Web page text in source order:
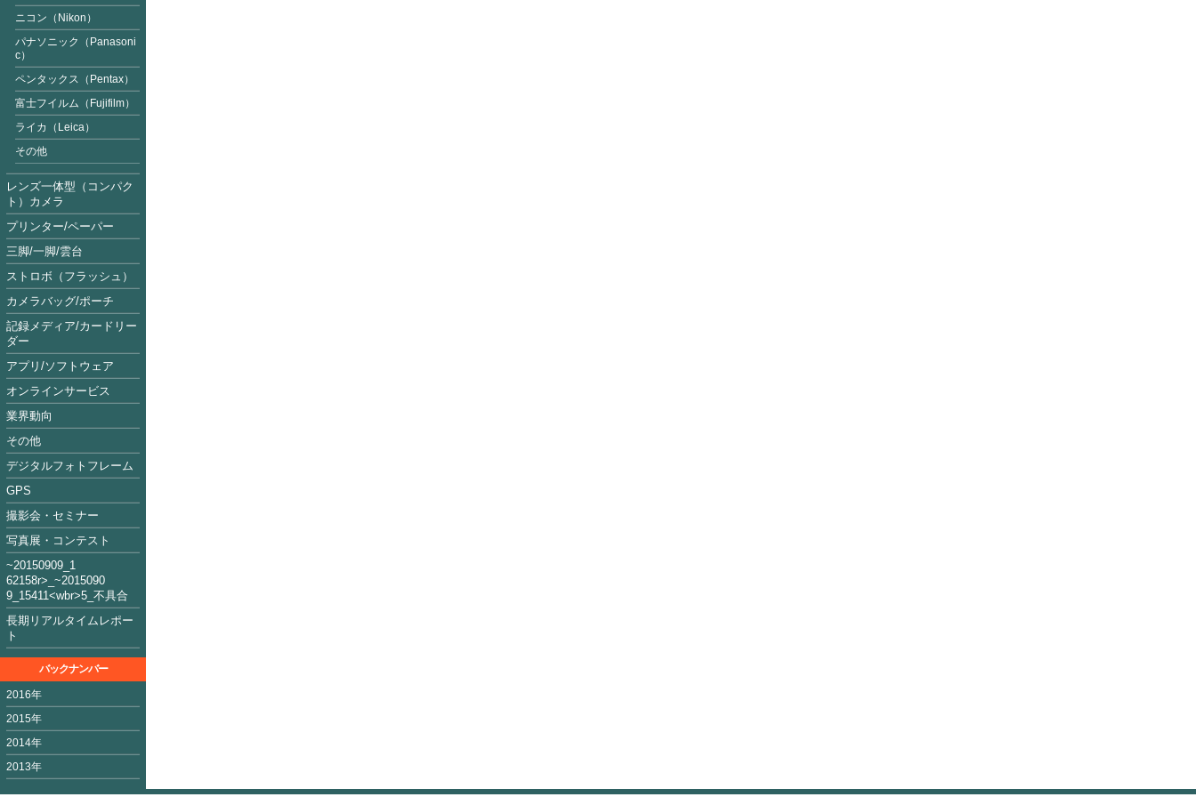
ニコン（Nikon）
パナソニック（Panasoni
c）
ペンタックス（Pentax）
富士フイルム（Fujifilm）
ライカ（Leica）
その他
レンズ一体型（コンパク
ト）カメラ
プリンター/ペーパー
三脚/一脚/雲台
ストロボ（フラッシュ）
カメラバッグ/ポーチ
記録メディア/カードリー
ダー
アプリ/ソフトウェア
オンラインサービス
業界動向
その他
デジタルフォトフレーム
GPS
撮影会・セミナー
写真展・コンテスト
~20150909_1
62158r>_~2015090
9_15411<wbr>5_不具合
長期リアルタイムレポー
ト
バックナンバー
2016年
2015年
2014年
2013年